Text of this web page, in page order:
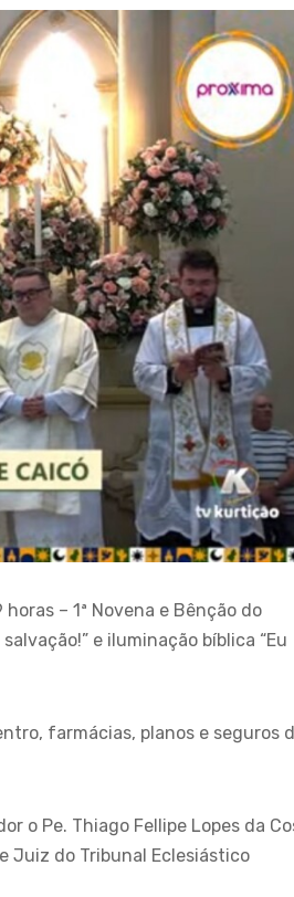
– 1ª Novena e Bênção do
e iluminação bíblica “Eu
farmácias, planos e seguros
o Pe. Thiago Fellipe Lopes da
Juiz do Tribunal Eclesiástico